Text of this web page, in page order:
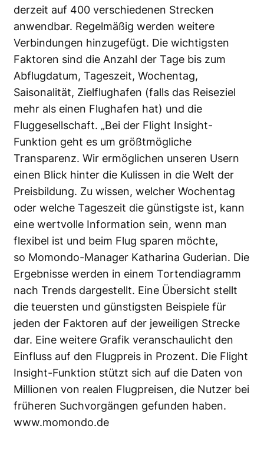
derzeit auf 400 verschiedenen Strecken
anwendbar. Regelmäßig werden weitere
Verbindungen hinzugefügt. Die wichtigsten
Faktoren sind die Anzahl der Tage bis zum
Abflugdatum, Tageszeit, Wochentag,
Saisonalität, Zielflughafen (falls das Reiseziel
mehr als einen Flughafen hat) und die
Fluggesellschaft. „Bei der Flight Insight-
Funktion geht es um größtmögliche
Transparenz. Wir ermöglichen unseren Usern
einen Blick hinter die Kulissen in die Welt der
Preisbildung. Zu wissen, welcher Wochentag
oder welche Tageszeit die günstigste ist, kann
eine wertvolle Information sein, wenn man
flexibel ist und beim Flug sparen möchte,
so Momondo-Manager Katharina Guderian. Die
Ergebnisse werden in einem Tortendiagramm
nach Trends dargestellt. Eine Übersicht stellt
die teuersten und günstigsten Beispiele für
jeden der Faktoren auf der jeweiligen Strecke
dar. Eine weitere Grafik veranschaulicht den
Einfluss auf den Flugpreis in Prozent. Die Flight
Insight-Funktion stützt sich auf die Daten von
Millionen von realen Flugpreisen, die Nutzer bei
früheren Suchvorgängen gefunden haben.
www.momondo.de